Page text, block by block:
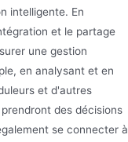
intelligente. En
et le partage
une gestion
en analysant et en
et d'autres
des décisions
se connecter à